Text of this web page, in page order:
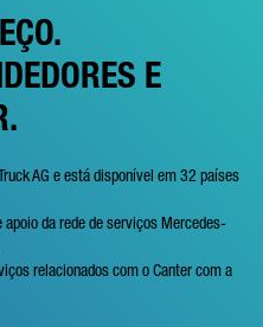
E
AG e está disponível em 32 países
apoio da rede de serviços Mercedes-
relacionados com o Canter com a